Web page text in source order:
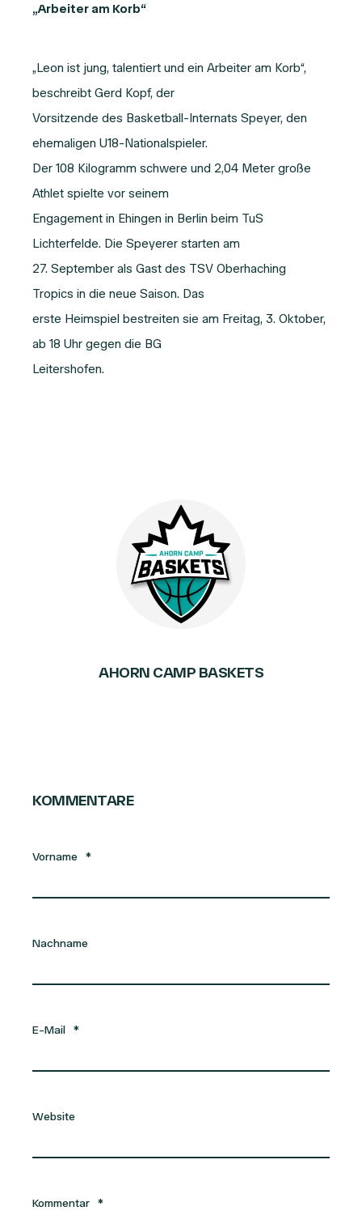
„Arbeiter am Korb“
„Leon ist jung, talentiert und ein Arbeiter am Korb“,
beschreibt Gerd Kopf, der
Vorsitzende des Basketball-Internats Speyer, den
ehemaligen U18-Nationalspieler.
Der 108 Kilogramm schwere und 2,04 Meter große
Athlet spielte vor seinem
Engagement in Ehingen in Berlin beim TuS
Lichterfelde. Die Speyerer starten am
27. September als Gast des TSV Oberhaching
Tropics in die neue Saison. Das
erste Heimspiel bestreiten sie am Freitag, 3. Oktober,
ab 18 Uhr gegen die BG
Leitershofen.
AHORN CAMP BASKETS
KOMMENTARE
Vorname *
Nachname
E-Mail *
Website
Kommentar *